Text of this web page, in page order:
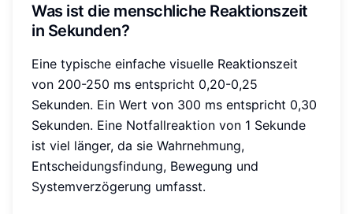
Was ist die menschliche Reaktionszeit
in Sekunden?
Eine typische einfache visuelle Reaktionszeit
von 200-250 ms entspricht 0,20-0,25
Sekunden. Ein Wert von 300 ms entspricht 0,30
Sekunden. Eine Notfallreaktion von 1 Sekunde
ist viel länger, da sie Wahrnehmung,
Entscheidungsfindung, Bewegung und
Systemverzögerung umfasst.